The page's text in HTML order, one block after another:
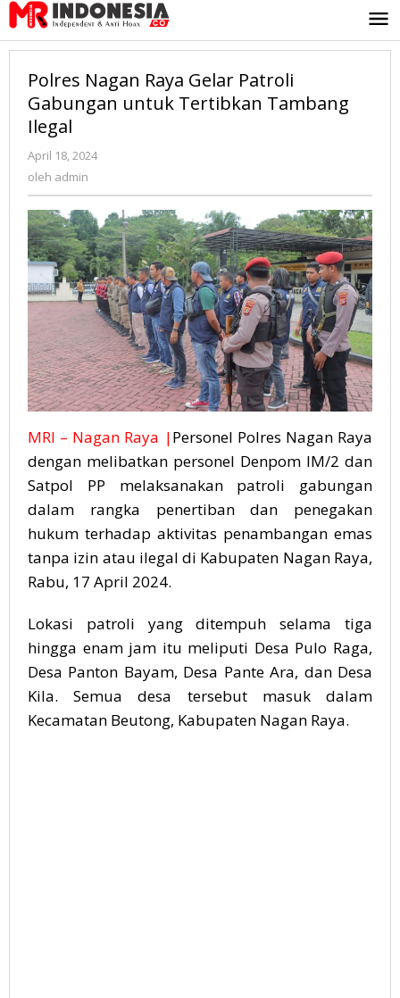
Lewati
ke
konten
Polres Nagan Raya Gelar Patroli
Gabungan untuk Tertibkan Tambang
Ilegal
April 18, 2024
oleh admin
MRI – Nagan Raya |Personel Polres Nagan Raya
dengan melibatkan personel Denpom IM/2 dan
Satpol PP melaksanakan patroli gabungan
dalam rangka penertiban dan penegakan
hukum terhadap aktivitas penambangan emas
tanpa izin atau ilegal di Kabupaten Nagan Raya,
Rabu, 17 April 2024.
Lokasi patroli yang ditempuh selama tiga
hingga enam jam itu meliputi Desa Pulo Raga,
Desa Panton Bayam, Desa Pante Ara, dan Desa
Kila. Semua desa tersebut masuk dalam
Kecamatan Beutong, Kabupaten Nagan Raya.